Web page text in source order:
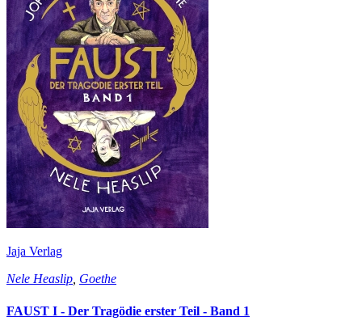
Jaja Verlag
Nele Heaslip, Goethe
FAUST I - Der Tragödie erster Teil - Band 1